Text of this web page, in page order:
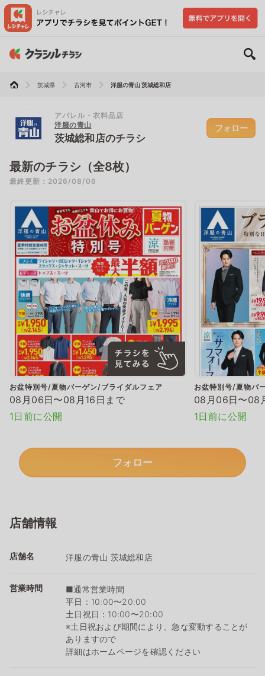
茨城県 古河市 洋服の青山 茨城総和店
アパレル・衣料品店
洋服の青山
茨城総和店のチラシ
フォロー
最新のチラシ（全8枚）
最終更新：2026/08/06
お盆特別号/夏物バーゲン/ブライダルフェア
08月06日〜08月16日まで
1日前に公開
お盆特別号/夏物バ
08月06日〜08
1日前に公開
フォロー
店舗情報
店舗名 洋服の青山 茨城総和店
営業時間
■通常営業時間
平日：10:00〜20:00
土日祝日：10:00〜20:00
※土日祝および期間により、急な変動することが
ありますので
詳細はホームページを確認ください